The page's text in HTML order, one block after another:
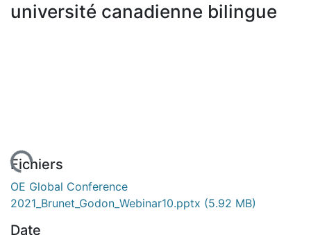
université canadienne bilingue
Fichiers
OE Global Conference
2021_Brunet_Godon_Webinar10.pptx (5.92 MB)
Date